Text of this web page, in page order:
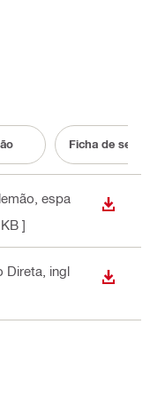
Ficha de
espa
]
Direta , ingl